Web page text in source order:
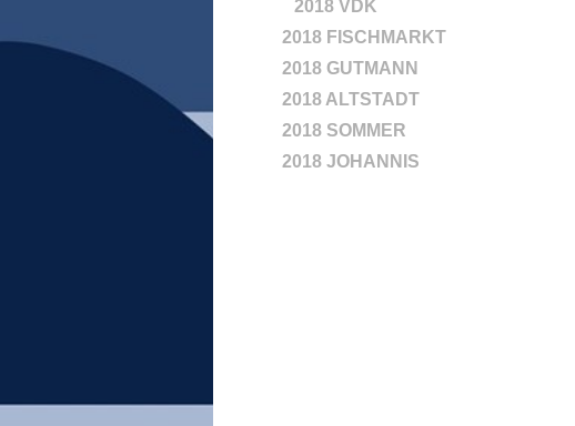
2018 VDK
2018 FISCHMARKT
2018 GUTMANN
2018 ALTSTADT
2018 SOMMER
2018 JOHANNIS